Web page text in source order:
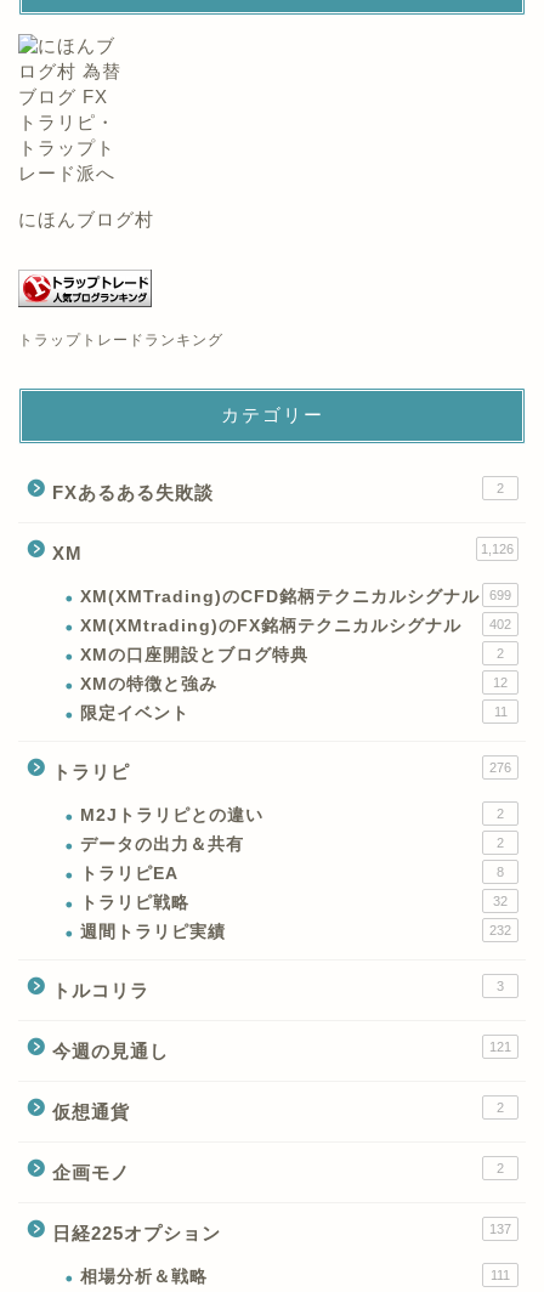
にほんブログ村
トラップトレードランキング
カテゴリー
FXあるある失敗談 2
XM 1,126
XM(XMTrading)のCFD銘柄テクニカルシグナル 699
XM(XMtrading)のFX銘柄テクニカルシグナル 402
XMの口座開設とブログ特典 2
XMの特徴と強み 12
限定イベント 11
トラリピ 276
M2Jトラリピとの違い 2
データの出力＆共有 2
トラリピEA 8
トラリピ戦略 32
週間トラリピ実績 232
トルコリラ 3
今週の見通し 121
仮想通貨 2
企画モノ 2
日経225オプション 137
相場分析＆戦略 111